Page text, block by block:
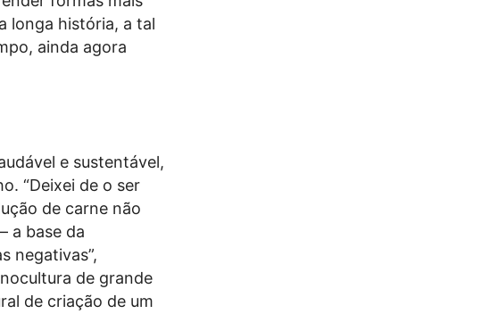
longa história, a tal
ainda agora
e sustentável,
“Deixei de o ser
de carne não
a base da
negativas”,
de grande
de criação de um